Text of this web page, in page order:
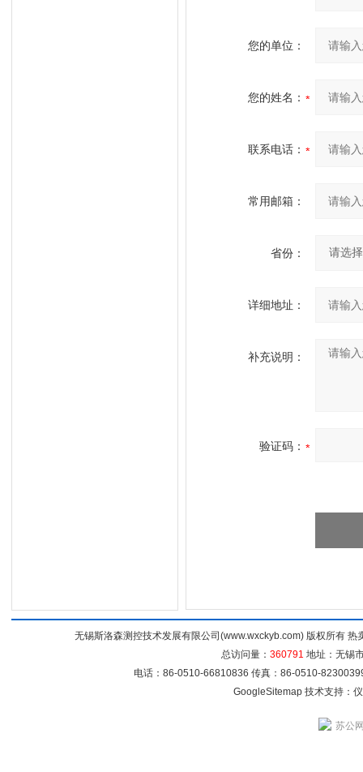
您的单位：
您的姓名：
联系电话：
常用邮箱：
省份：
详细地址：
补充说明：
验证码：
无锡斯洛森测控技术发展有限公司(www.wxckyb.com) 版权所有
总访问量： 360791 地址：无锡
电话：86-0510-66810836 传真：86-0510-
GoogleSitemap技术支持：
苏公